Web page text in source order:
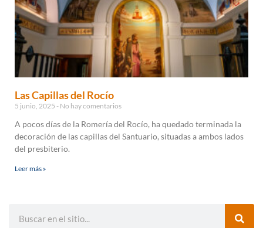
Las Capillas del Rocío
5 junio, 2025 No hay comentarios
A pocos días de la Romería del Rocío, ha quedado terminada la
decoración de las capillas del Santuario, situadas a ambos lados
del presbiterio.
Leer más »